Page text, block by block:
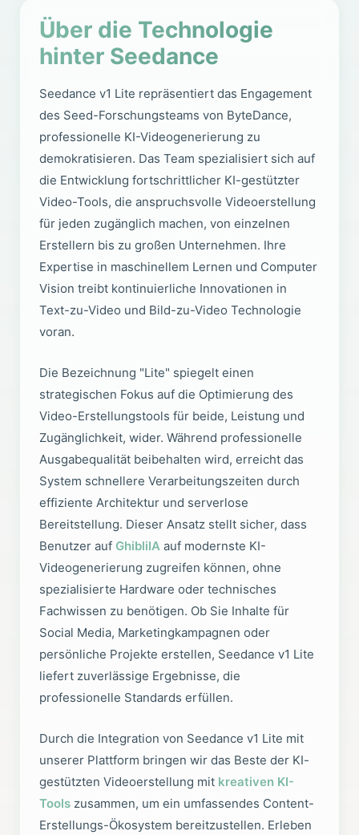
Über die Technologie
hinter Seedance
Seedance v1 Lite repräsentiert das Engagement
des Seed-Forschungsteams von ByteDance,
professionelle KI-Videogenerierung zu
demokratisieren. Das Team spezialisiert sich auf
die Entwicklung fortschrittlicher KI-gestützter
Video-Tools, die anspruchsvolle Videoerstellung
für jeden zugänglich machen, von einzelnen
Erstellern bis zu großen Unternehmen. Ihre
Expertise in maschinellem Lernen und Computer
Vision treibt kontinuierliche Innovationen in
Text-zu-Video und Bild-zu-Video Technologie
voran.
Die Bezeichnung "Lite" spiegelt einen
strategischen Fokus auf die Optimierung des
Video-Erstellungstools für beide, Leistung und
Zugänglichkeit, wider. Während professionelle
Ausgabequalität beibehalten wird, erreicht das
System schnellere Verarbeitungszeiten durch
effiziente Architektur und serverlose
Bereitstellung. Dieser Ansatz stellt sicher, dass
Benutzer auf GhibliIA auf modernste KI-
Videogenerierung zugreifen können, ohne
spezialisierte Hardware oder technisches
Fachwissen zu benötigen. Ob Sie Inhalte für
Social Media, Marketingkampagnen oder
persönliche Projekte erstellen, Seedance v1 Lite
liefert zuverlässige Ergebnisse, die
professionelle Standards erfüllen.
Durch die Integration von Seedance v1 Lite mit
unserer Plattform bringen wir das Beste der KI-
gestützten Videoerstellung mit kreativen KI-
Tools zusammen, um ein umfassendes Content-
Erstellungs-Ökosystem bereitzustellen. Erleben